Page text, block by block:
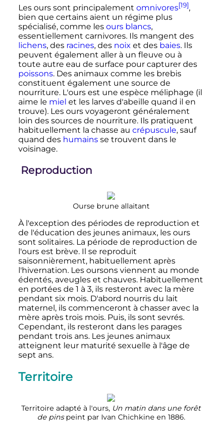
Les ours sont principalement omnivores[19],
bien que certains aient un régime plus
spécialisé, comme les ours blancs,
essentiellement carnivores. Ils mangent des
lichens, des racines, des noix et des baies. Ils
peuvent également aller à un fleuve ou à
toute autre eau de surface pour capturer des
poissons. Des animaux comme les brebis
constituent également une source de
nourriture. L'ours est une espèce méliphage (il
aime le miel et les larves d'abeille quand il en
trouve). Les ours voyageront généralement
loin des sources de nourriture. Ils pratiquent
habituellement la chasse au crépuscule, sauf
quand des humainsse trouvent dans le
voisinage.
Reproduction
Ourse brune allaitant
À l'exception des périodes de reproduction et
de l'éducation des jeunes animaux, les ours
sont solitaires. La période de reproduction de
l'ours est brève. Il se reproduit
saisonnièrement, habituellement après
l'hivernation. Les oursons viennent au monde
édentés, aveugles et chauves. Habituellement
en portées de 1 à 3, ils resteront avec la mère
pendant six mois. D'abord nourris du lait
maternel, ils commenceront à chasser avec la
mère après trois mois. Puis, ils sont sevrés.
Cependant, ils resteront dans les parages
pendant trois ans. Les jeunes animaux
atteignent leur maturité sexuelle à l'âge de
sept ans.
Territoire
Territoire adapté à l'ours, Un matin dans une forêt
de pinspeint par Ivan Chichkine en 1886.